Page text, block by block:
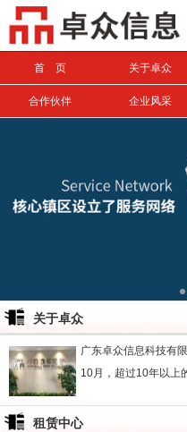
首 页 关于卓众
合作伙伴 企业风采
关于卓众
广东卓众信息科技有
10月，超过10年以上
租赁中心